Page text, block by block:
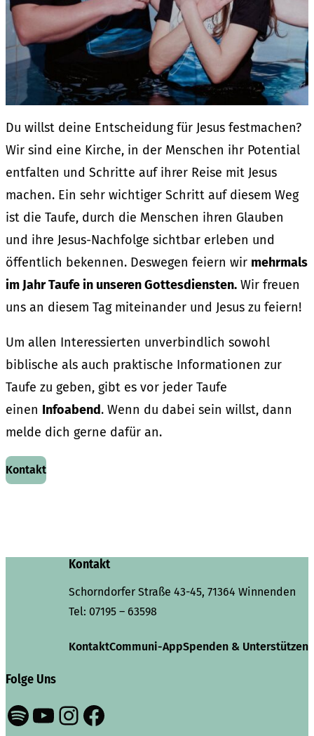
Du willst deine Entscheidung für Jesus festmachen?
Wir sind eine Kirche, in der Menschen ihr Potential
entfalten und Schritte auf ihrer Reise mit Jesus
machen. Ein sehr wichtiger Schritt auf diesem Weg
ist die Taufe, durch die Menschen ihren Glauben
und ihre Jesus-Nachfolge sichtbar erleben und
öffentlich bekennen. Deswegen feiern wir mehrmals
im Jahr Taufe in unseren Gottesdiensten. Wir freuen
uns an diesem Tag miteinander und Jesus zu feiern!
Um allen Interessierten unverbindlich sowohl
biblische als auch praktische Informationen zur
Taufe zu geben, gibt es vor jeder Taufe
einen Infoabend. Wenn du dabei sein willst, dann
melde dich gerne dafür an.
Kontakt
Kontakt
Schorndorfer Straße 43-45, 71364 Winnenden
Tel: 07195 – 63598
KontaktCommuni-AppSpenden & Unterstützen
Folge Uns
SpotifyYouTube
Instagram
Facebook